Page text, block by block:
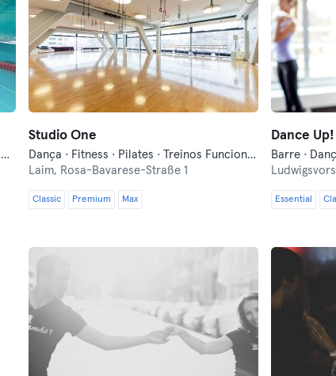
Aqua · Bem-estar · Dança · Fitness · Indoor Cycling · Natação · Pilates · Qi Gong e Tai Chi · Treino Militar · Treino de Vibração · Treinos Funcionais · Yoga
Studio One
Dança · Fitness · Pilates · Treinos Funcionais · Yoga
Laim, Rosa-Bavarese-Straße 1
Classic Premium Max
Barre ·
Essential